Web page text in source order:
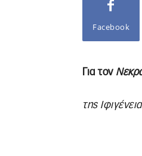
Facebook
Για τον
της